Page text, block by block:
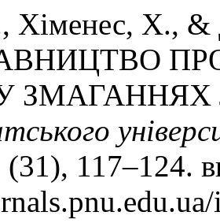
Хіменес, Х., &
(31), 117–124.